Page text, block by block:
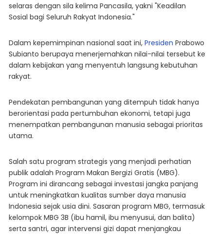
selaras dengan sila kelima Pancasila, yakni "Keadilan
Sosial bagi Seluruh Rakyat Indonesia."
Dalam kepemimpinan nasional saat ini, Presiden Prabowo
Subianto berupaya menerjemahkan nilai-nilai tersebut ke
dalam kebijakan yang menyentuh langsung kebutuhan
rakyat.
Pendekatan pembangunan yang ditempuh tidak hanya
berorientasi pada pertumbuhan ekonomi, tetapi juga
menempatkan pembangunan manusia sebagai prioritas
utama.
Salah satu program strategis yang menjadi perhatian
publik adalah Program Makan Bergizi Gratis (MBG).
Program ini dirancang sebagai investasi jangka panjang
untuk meningkatkan kualitas sumber daya manusia
Indonesia sejak usia dini. Sasaran program MBG, termasuk
kelompok MBG 3B (ibu hamil, ibu menyusui, dan balita)
serta santri, agar intervensi gizi dapat menjangkau